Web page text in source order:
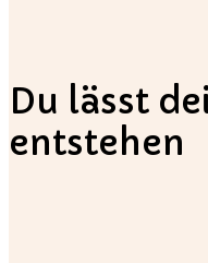
Du lässt
entstehen